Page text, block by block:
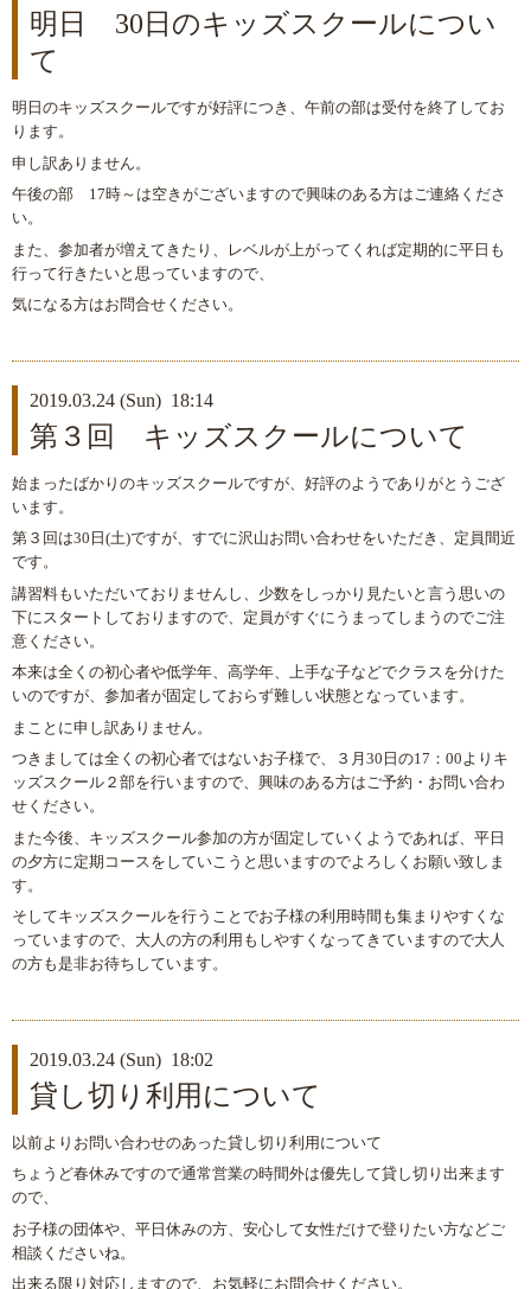
明日 30日のキッズスクールについ
て
明日のキッズスクールですが好評につき、午前の部は受付を終了してお
ります。
申し訳ありません。
午後の部 17時～は空きがございますので興味のある方はご連絡くださ
い。
また、参加者が増えてきたり、レベルが上がってくれば定期的に平日も
行って行きたいと思っていますので、
気になる方はお問合せください。
2019.03.24 (Sun) 18:14
第３回 キッズスクールについて
始まったばかりのキッズスクールですが、好評のようでありがとうござ
います。
第３回は30日(土)ですが、すでに沢山お問い合わせをいただき、定員間近
です。
講習料もいただいておりませんし、少数をしっかり見たいと言う思いの
下にスタートしておりますので、定員がすぐにうまってしまうのでご注
意ください。
本来は全くの初心者や低学年、高学年、上手な子などでクラスを分けた
いのですが、参加者が固定しておらず難しい状態となっています。
まことに申し訳ありません。
つきましては全くの初心者ではないお子様で、３月30日の17：00よりキ
ッズスクール２部を行いますので、興味のある方はご予約・お問い合わ
せください。
また今後、キッズスクール参加の方が固定していくようであれば、平日
の夕方に定期コースをしていこうと思いますのでよろしくお願い致しま
す。
そしてキッズスクールを行うことでお子様の利用時間も集まりやすくな
っていますので、大人の方の利用もしやすくなってきていますので大人
の方も是非お待ちしています。
2019.03.24 (Sun) 18:02
貸し切り利用について
以前よりお問い合わせのあった貸し切り利用について
ちょうど春休みですので通常営業の時間外は優先して貸し切り出来ます
ので、
お子様の団体や、平日休みの方、安心して女性だけで登りたい方などご
相談くださいね。
出来る限り対応しますので、お気軽にお問合せください。